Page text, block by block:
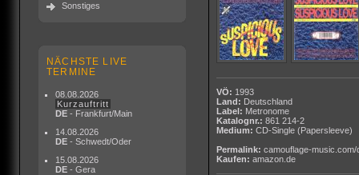
Sonstiges
NÄCHSTE LIVE
TERMINE
08.08.2026
Kurzauftritt
DE - Frankfurt/Main
14.08.2026
DE - Schwedt/Oder
15.08.2026
DE - Gera
VÖ: 1993
Land: Deutschland
Label: Metronome
Katalognr.: 861 214-2
Medium: CD-Single(Papersleeve)
Permalink: camouflage-music.com/
Kaufen: amazon.de